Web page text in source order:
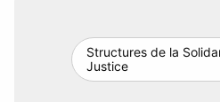
Structures de la
Justice